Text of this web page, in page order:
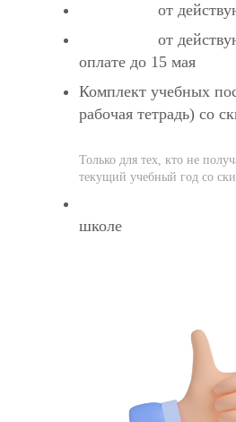
от
от
оплате до 15 мая
Комплект учебных
рабочая тетрадь) со
Только для тех, кто не
текущий учебный год со
школе